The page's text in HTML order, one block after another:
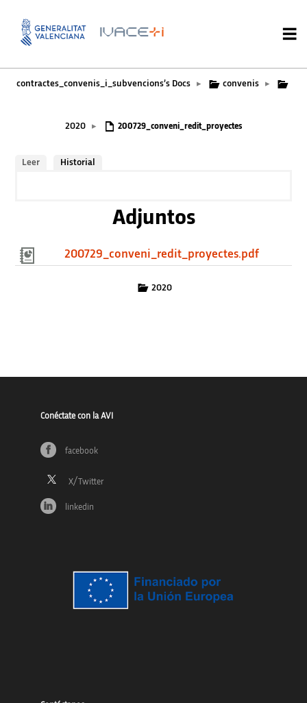
contractes_convenis_i_subvencions’s Docs ▸ convenis ▸
2020 ▸ 200729_conveni_redit_proyectes
Leer Historial
Adjuntos
200729_conveni_redit_proyectes.pdf
2020
Conéctate con la AVI
facebook
linkedin